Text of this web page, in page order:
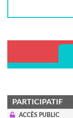
PARTICIPATIF
ACCÈS PUBLIC